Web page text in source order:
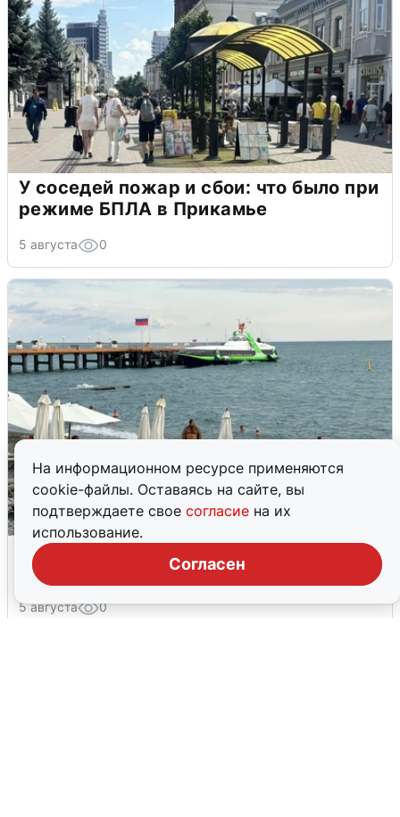
На информационном ресурсе применяются
cookie-файлы. Оставаясь на сайте, вы
подтверждаете свое согласие на их
использование.
Согласен
У соседей пожар и сбои: что было при
режиме БПЛА в Прикамье
5 августа 0
Жители и туристы Сочи рассказали
об атаке БПЛА 5 августа
5 августа 0